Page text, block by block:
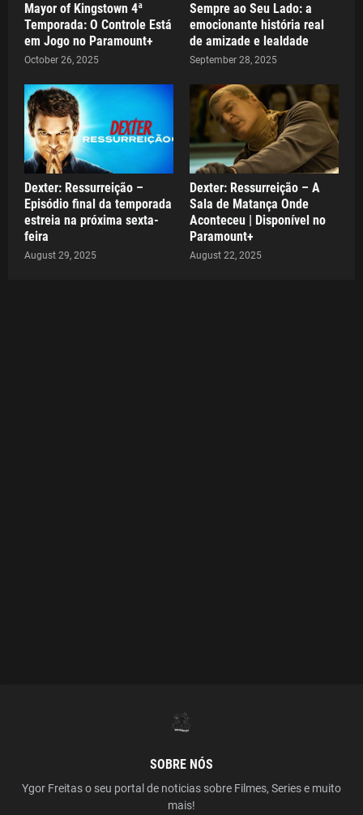
Mayor of Kingstown 4ª
Temporada: O Controle Está
em Jogo no Paramount+
October 26, 2025
Sempre ao Seu Lado: a
emocionante história real
de amizade e lealdade
September 28, 2025
Dexter: Ressurreição –
Episódio final da temporada
estreia na próxima sexta-
feira
August 29, 2025
Dexter: Ressurreição – A
Sala de Matança Onde
Aconteceu | Disponível no
Paramount+
August 22, 2025
SOBRE NÓS
Ygor Freitas o seu portal de noticias sobre Filmes, Series e muito
mais!